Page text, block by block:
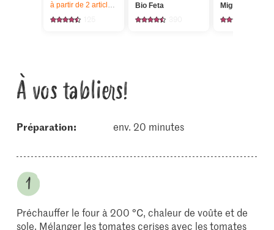
à partir de 2 articles, Offre valable du 6.8 au 12.8.2026, jusqu’à
Bio Feta Migros
À vos tabliers!
Préparation: env. 20 minutes
Préchauffer le four à 200 °C, chaleur de voûte et de
sole. Mélanger les tomates cerises avec les tomates